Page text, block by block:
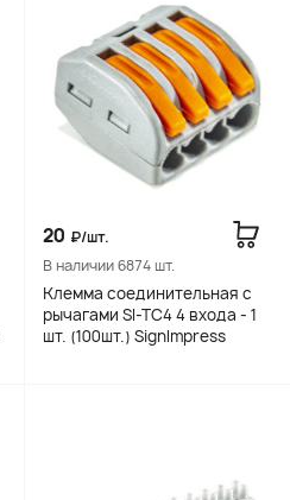
20 ₽/шт.
В наличии 6874 шт.
Клемма соединительная с
рычагами SI-TC4 4 входа - 1
шт. (100шт.) SignImpress